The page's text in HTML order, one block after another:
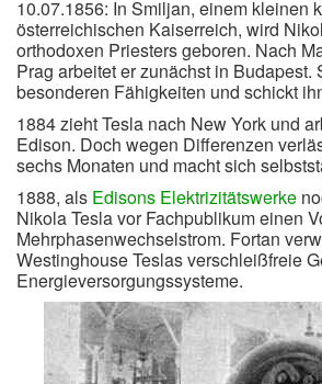
10.07.1856: In Smiljan, einem kleinen
österreichischen Kaiserreich, wird
orthodoxen Priesters geboren. Nach
Prag arbeitet er zunächst in
besonderen Fähigkeiten und schickt
1884 zieht Tesla nach New York und
Edison. Doch wegen Differenzen
sechs Monaten und macht sich
1888, als Edisons Elektrizitätswerke
Nikola Tesla vor Fachpublikum einen
Mehrphasenwechselstrom. Fortan
Westinghouse Teslas verschleißfreie
Energieversorgungssysteme.